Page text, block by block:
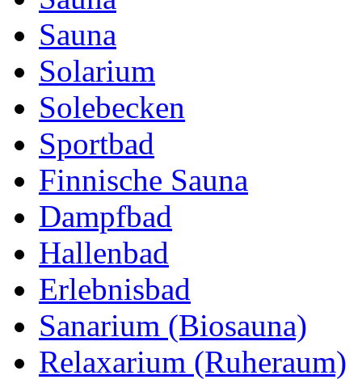
Sauna
Solarium
Solebecken
Sportbad
Finnische Sauna
Dampfbad
Hallenbad
Erlebnisbad
Sanarium (Biosauna)
Relaxarium (Ruheraum)